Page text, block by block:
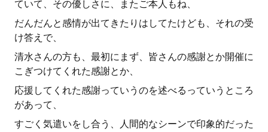
ていて、その優しさに、またご本人もね、
だんだんと感情が出てきたりはしてたけども、それの受
け答えで、
清水さんの方も、最初にまず、皆さんの感謝とか開催に
こぎつけてくれた感謝とか、
応援してくれた感謝っていうのを述べるっていうところ
があって、
すごく気遣いをし合う、人間的なシーンで印象的だった